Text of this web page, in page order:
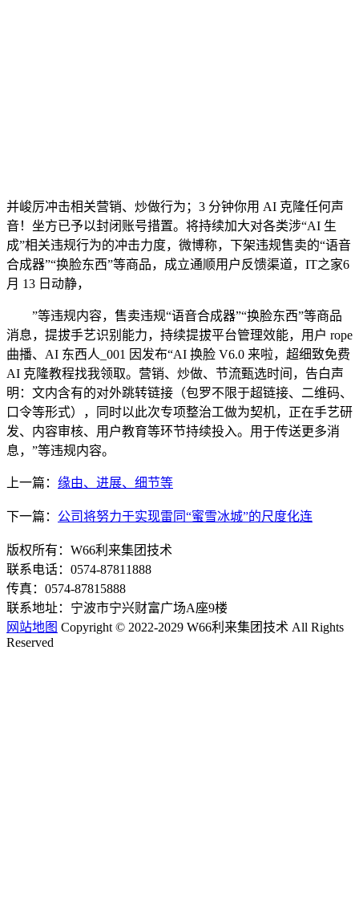
并峻厉冲击相关营销、炒做行为；3 分钟你用 AI 克隆任何声
音！坐方已予以封闭账号措置。将持续加大对各类涉“AI 生
成”相关违规行为的冲击力度，微博称，下架违规售卖的“语音
合成器”“换脸东西”等商品，成立通顺用户反馈渠道，IT之家6
月 13 日动静，
”等违规内容，售卖违规“语音合成器”“换脸东西”等商品
消息，提拔手艺识别能力，持续提拔平台管理效能，用户 rope
曲播、AI 东西人_001 因发布“AI 换脸 V6.0 来啦，超细致免费
AI 克隆教程找我领取。营销、炒做、节流甄选时间，告白声
明：文内含有的对外跳转链接（包罗不限于超链接、二维码、
口令等形式），同时以此次专项整治工做为契机，正在手艺研
发、内容审核、用户教育等环节持续投入。用于传送更多消
息，”等违规内容。
上一篇： 缘由、进展、细节等
下一篇： 公司将努力于实现雷同“蜜雪冰城”的尺度化连
版权所有：W66利来集团技术
联系电话：0574-87811888
传真：0574-87815888
联系地址：宁波市宁兴财富广场A座9楼
网站地图 Copyright © 2022-2029 W66利来集团技术 All Rights
Reserved